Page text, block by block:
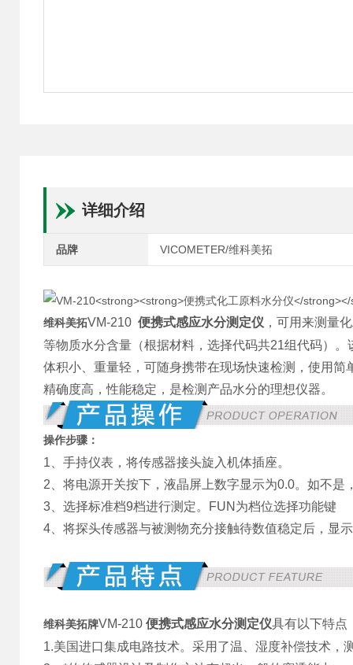
详细介绍
品牌 VICOMETER/维科美拓
维科美拓VM-210 便携式感应水分测定仪 ，可用来测量
等物质水分含量（根据材料，选择代码共21组代码）
体积小、重量轻，可随身携带在现场快速检测，使用
精确度高，性能稳定，是检测产品水分的理想仪器。
操作步骤：
1、手持仪表，将传感器接头旋入机体插座。
2、将电源开关按下，液晶屏上数字显示为0.0。如不
3、选择标准档9档进行测定。FUN为档位选择功能键
4、将探头传感器与被测物充分接触待数值稳定后，显
维科美拓牌VM-210 便携式感应水分测定仪具有以下特点
1.美国进口集成电路技术。采用了温、湿度补偿技术，